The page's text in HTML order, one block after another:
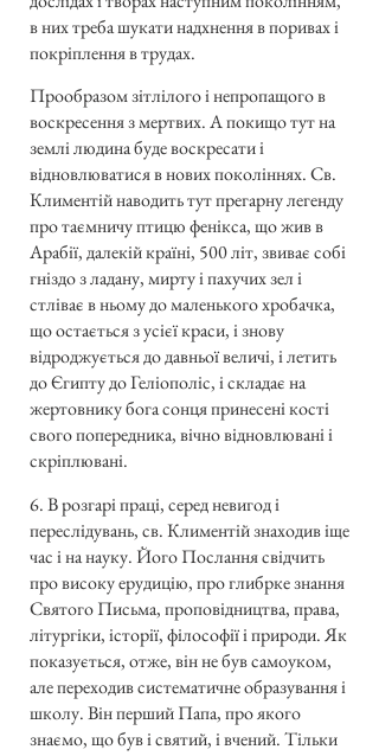
в них треба шукати надхнення в поривах і
покріплення в трудах.
Прообразом зітлілого і непропащого в
воскресення з мертвих. А покищо тут на
землі людина буде воскресати і
відновлюватися в нових поколіннях. Св.
Климентій наводить тут прегарну легенду
про таємничу птицю фенікса, що жив в
Арабії, далекій країні, 500 літ, звиває собі
гніздо з ладану, мирту і пахучих зел і
стліває в ньому до маленького хробачка,
що остається з усієї краси, і знову
відроджується до давньої величі, і летить
до Єгипту до Геліополіс, і складає на
жертовнику бога сонця принесені кості
свого попередника, вічно відновлювані і
скріплювані.
6. В розгарі праці, серед невигод і
переслідувань, св. Климентій знаходив іще
час і на науку. Його Послання свідчить
про високу ерудицію, про глибрке знання
Святого Письма, проповідництва, права,
літургіки, історії, філософії і природи. Як
показується, отже, він не був самоуком,
але переходив систематичне образування і
школу. Він перший Папа, про якого
знаємо, що був і святий, і вчений. Тільки